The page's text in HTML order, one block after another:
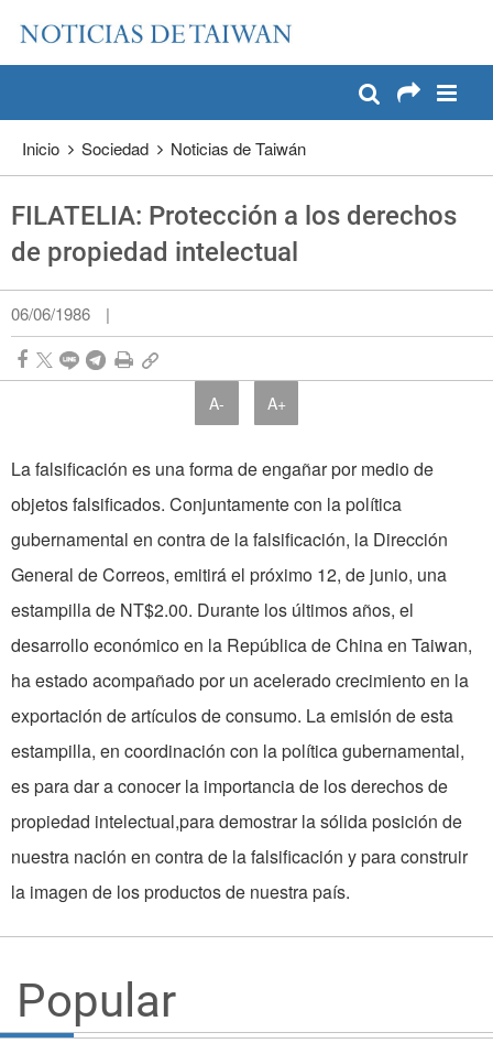
Pase a contenido principal
Inicio Sociedad Noticias de Taiwán
FILATELIA: Protección a los derechos
de propiedad intelectual
06/06/1986 |
A- A+
La falsificación es una forma de engañar por medio de
objetos falsificados. Conjuntamente con la política
gubernamental en contra de la falsificación, la Dirección
General de Correos, emitirá el próximo 12, de junio, una
estampilla de NT$2.00. Durante los últimos años, el
desarrollo económico en la República de China en Taiwan,
ha estado acompañado por un acelerado crecimiento en la
exportación de artículos de consumo. La emisión de esta
estampilla, en coordinación con la política gubernamental,
es para dar a conocer la importancia de los derechos de
propiedad intelectual,para demostrar la sólida posición de
nuestra nación en contra de la falsificación y para construir
la imagen de los productos de nuestra país.
Popular